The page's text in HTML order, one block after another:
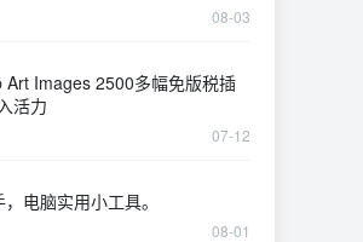
08-03
2500多幅免版税插
活力
07-12
电脑实用小工具。
08-01